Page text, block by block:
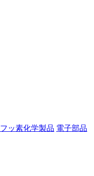
フッ素化学製品 電子部品